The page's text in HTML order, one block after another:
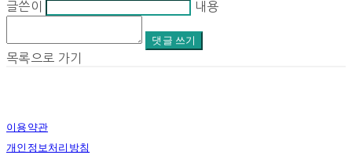
글쓴이
내용
댓글 쓰기
목록으로 가기
이용약관
개인정보처리방침